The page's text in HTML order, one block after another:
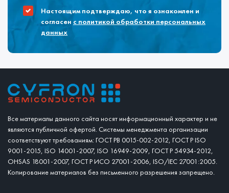
Настоящим подтверждаю, что я ознакомлен и
согласен с политикой обработки персональных
данных
Все материалы данного сайта носят информационный характер и не
являются публичной офертой. Системы менеджмента организации
соответствуют требованиям: ГОСТ РВ 0015-002-2012, ГОСТ Р ISO
9001-2015, ISO 14001-2007, ISO 16949-2009, ГОСТ Р 54934-2012,
OHSAS 18001-2007, ГОСТ Р ИСО 27001-2006, ISO/IEC 27001:2005.
Копирование материалов без письменного разрешения запрещено.